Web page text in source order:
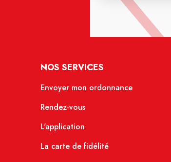
NOS SERVICES
Envoyer mon ordonnance
Rendez-vous
L'application
La carte de fidélité